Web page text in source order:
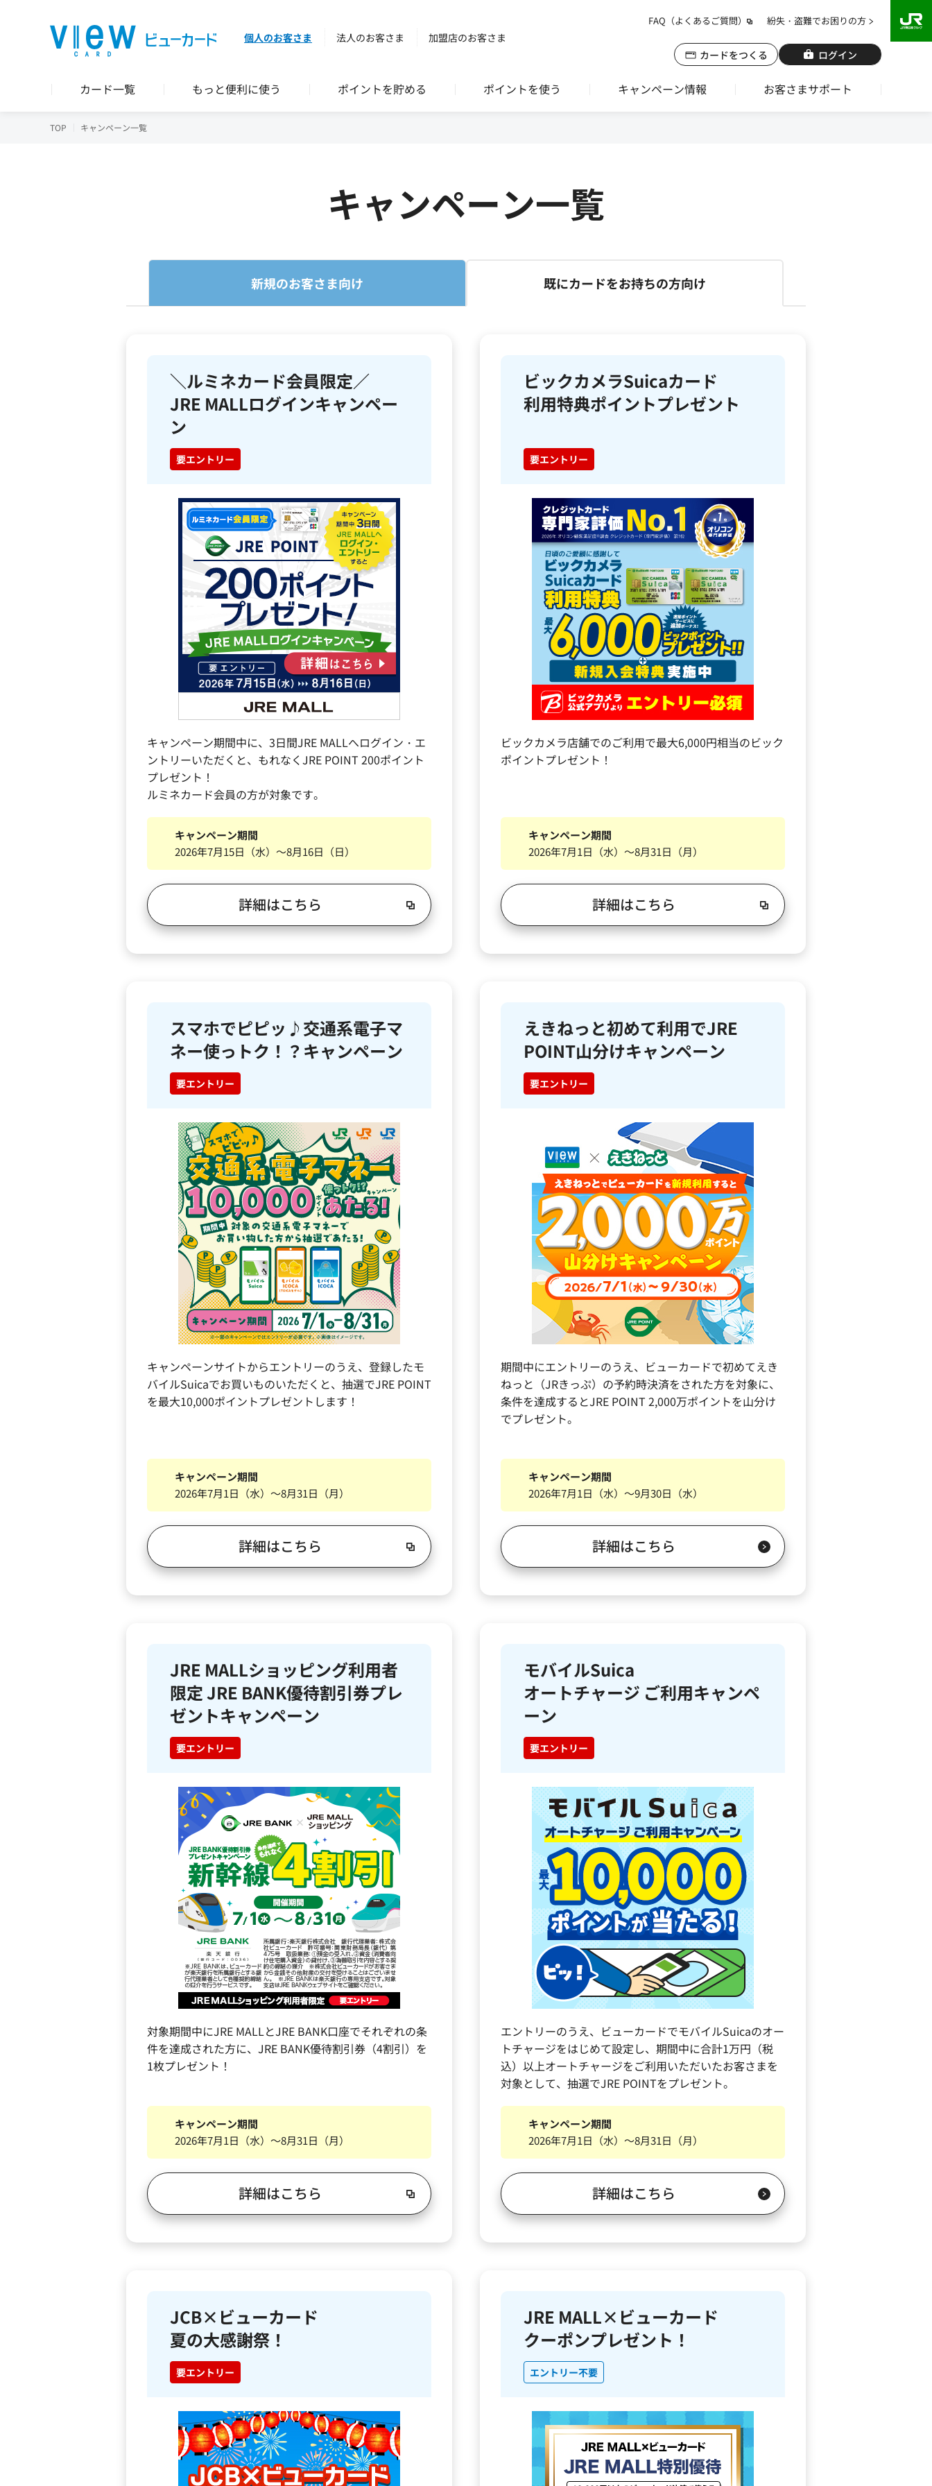
個人のお客さま 法人のお客さま 加盟店のお客さま
FAQ（よくあるご質問） 紛失・盗難でお困りの方
カードをつくる ログイン
カード一覧 もっと便利に使う ポイントを貯める ポイントを使う キャンペーン情報 お客さまサポート
TOP キャンペーン一覧
キャンペーン一覧
新規のお客さま向け 既にカードをお持ちの方向け
＼ルミネカード会員限定／
JRE MALLログインキャンペー
ン
要エントリー
キャンペーン期間中に、3日間JRE MALLへログイン・エ
ントリーいただくと、もれなくJRE POINT 200ポイント
プレゼント！
ルミネカード会員の方が対象です。
キャンペーン期間
2026年7月15日（水）～8月16日（日）
詳細はこちら
ビックカメラSuicaカード
利用特典ポイントプレゼント
要エントリー
ビックカメラ店舗でのご利用で最大6,000円相当のビック
ポイントプレゼント！
キャンペーン期間
2026年7月1日（水）～8月31日（月）
詳細はこちら
スマホでピピッ♪交通系電子マ
ネー使っトク！？キャンペーン
要エントリー
キャンペーンサイトからエントリーのうえ、登録したモ
バイルSuicaでお買いものいただくと、抽選でJRE POINT
を最大10,000ポイントプレゼントします！
キャンペーン期間
2026年7月1日（水）～8月31日（月）
詳細はこちら
えきねっと初めて利用でJRE
POINT山分けキャンペーン
要エントリー
期間中にエントリーのうえ、ビューカードで初めてえき
ねっと（JRきっぷ）の予約時決済をされた方を対象に、
条件を達成するとJRE POINT 2,000万ポイントを山分け
でプレゼント。
キャンペーン期間
2026年7月1日（水）～9月30日（水）
詳細はこちら
JRE MALLショッピング利用者
限定 JRE BANK優待割引券プレ
ゼントキャンペーン
要エントリー
対象期間中にJRE MALLとJRE BANK口座でそれぞれの条
件を達成された方に、JRE BANK優待割引券（4割引）を
1枚プレゼント！
キャンペーン期間
2026年7月1日（水）～8月31日（月）
詳細はこちら
モバイルSuica
オートチャージ ご利用キャンペ
ーン
要エントリー
エントリーのうえ、ビューカードでモバイルSuicaのオー
トチャージをはじめて設定し、期間中に合計1万円（税
込）以上オートチャージをご利用いただいたお客さまを
対象として、抽選でJRE POINTをプレゼント。
キャンペーン期間
2026年7月1日（水）～8月31日（月）
詳細はこちら
JCB×ビューカード
夏の大感謝祭！
要エントリー
JRE MALL×ビューカード
クーポンプレゼント！
エントリー不要